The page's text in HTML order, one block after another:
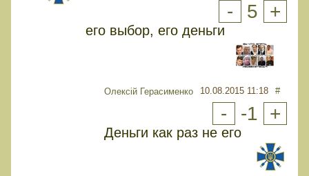
- 5 +
его выбор, его деньги
Олексій Герасименко 10.08.2015 11:18 #
- -1 +
Деньги как раз не его